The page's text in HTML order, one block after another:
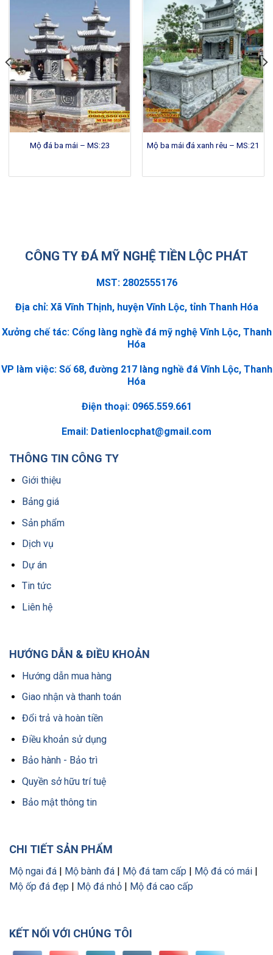
Mộ đá ba mái – MS:23 Mộ ba mái đá xanh rêu – MS:21
CÔNG TY ĐÁ MỸ NGHỆ TIỀN LỘC PHÁT
MST: 2802555176
Địa chỉ: Xã Vĩnh Thịnh, huyện Vĩnh Lộc, tỉnh Thanh Hóa
Xưởng chế tác: Cổng làng nghề đá mỹ nghệ Vĩnh Lộc, Thanh
Hóa
VP làm việc: Số 68, đường 217 làng nghề đá Vĩnh Lộc, Thanh
Hóa
Điện thoại: 0965.559.661
Email: Datienlocphat@gmail.com
THÔNG TIN CÔNG TY
Giới thiệu
Bảng giá
Sản phẩm
Dịch vụ
Dự án
Tin tức
Liên hệ
HƯỚNG DẪN & ĐIỀU KHOẢN
Hướng dẫn mua hàng
Giao nhận và thanh toán
Đổi trả và hoàn tiền
Điều khoản sử dụng
Bảo hành - Bảo trì
Quyền sở hữu trí tuệ
Bảo mật thông tin
CHI TIẾT SẢN PHẨM
Mộ ngai đá | Mộ bành đá | Mộ đá tam cấp | Mộ đá có mái |
Mộ ốp đá đẹp | Mộ đá nhỏ | Mộ đá cao cấp
KẾT NỐI VỚI CHÚNG TÔI